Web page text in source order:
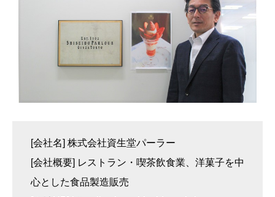
[会社名] 株式会社資生堂パーラー
[会社概要] レストラン・喫茶飲食業、洋菓子を中
心とした食品製造販売